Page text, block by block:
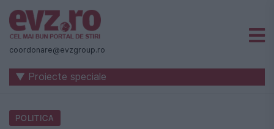
Știri
naționale
internaționale
coordonare@evzgroup.ro
▼ Proiecte speciale
POLITICA